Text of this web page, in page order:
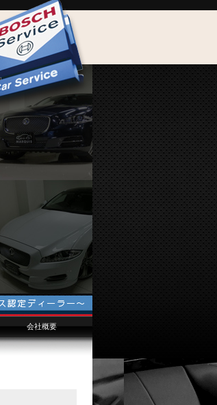
会社概要
千葉からのお客様へ
横浜からのお客様へ
埼玉からのお客様へ